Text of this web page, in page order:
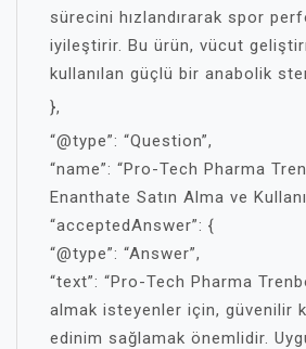
sürecini hızlandırarak spor
iyileştirir. Bu ürün, vücut
kullanılan güçlü bir anabolik
},
“@type”: “Question”,
“name”: “Pro-Tech Pharma
Enanthate Satın Alma ve
“acceptedAnswer”: {
“@type”: “Answer”,
“text”: “Pro-Tech Pharma
almak isteyenler için, güvenilir
edinim sağlamak önemlidir.